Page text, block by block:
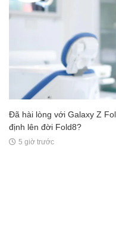
Đã hài lòng với Galaxy Z
định lên đời Fold8?
5 giờ trước